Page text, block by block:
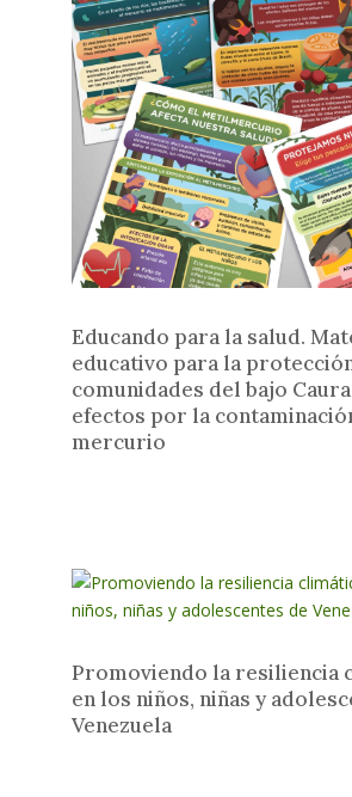
Educando para la salud.
educativo para la
comunidades del bajo
efectos por la
mercurio
Promoviendo la resiliencia
en los niños, niñas y
Venezuela